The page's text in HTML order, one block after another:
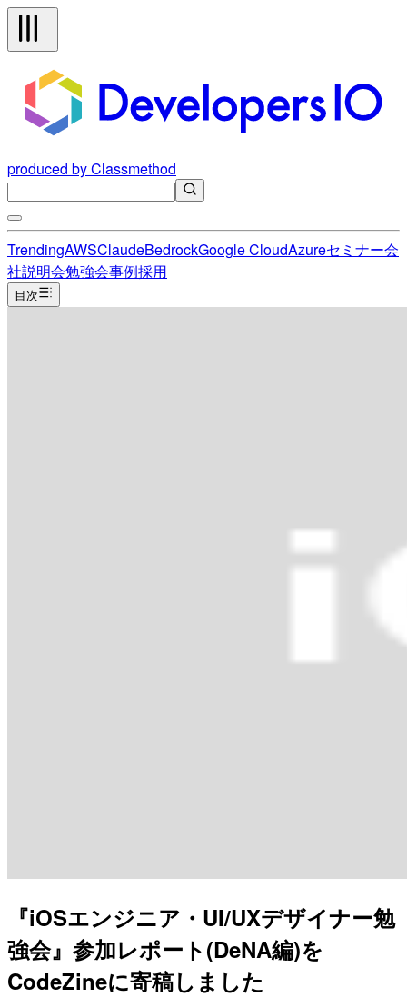
produced by Classmethod
TrendingAWSClaudeBedrockGoogle CloudAzureセミナー会
社説明会勉強会事例採用
目次
『iOSエンジニア・UI/UXデザイナー勉
強会』参加レポート(DeNA編)を
CodeZineに寄稿しました